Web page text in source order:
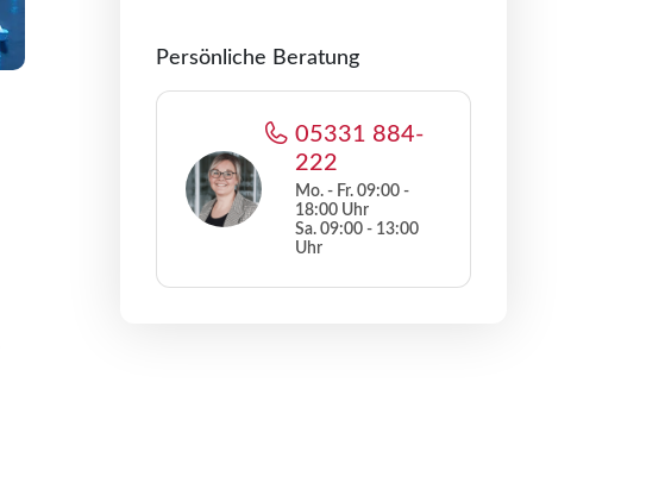
Persönliche Beratung
05331 884-
222
Mo. - Fr. 09:00 -
18:00 Uhr
Sa. 09:00 - 13:00
Uhr